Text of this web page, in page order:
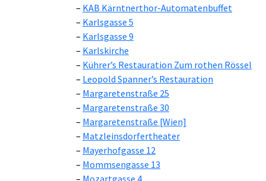
KAB Kärntnerthor-Automatenbuffet
Karlsgasse 5
Karlsgasse 9
Karlskirche
Kührer’s Restauration Zum rothen Rössel
Leopold Spanner’s Restauration
Margaretenstraße 25
Margaretenstraße 30
Margaretenstraße [Wien]
Matzleinsdorfertheater
Mayerhofgasse 12
Mommsengasse 13
Mozartgasse 4